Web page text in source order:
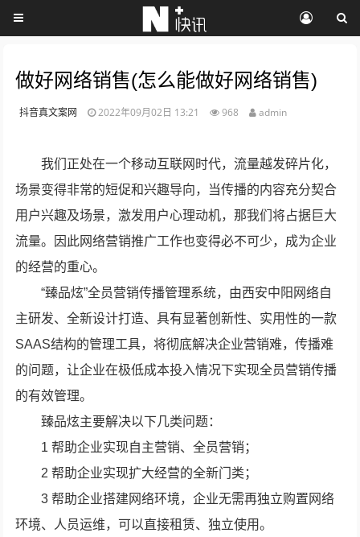
做好网络销售(怎么能做好网络销售)
抖音真文案网 2022年09月02日 13:21 968 admin
我们正处在一个移动互联网时代，流量越发碎片化，
场景变得非常的短促和兴趣导向，当传播的内容充分契合
用户兴趣及场景，激发用户心理动机，那我们将占据巨大
流量。因此网络营销推广工作也变得必不可少，成为企业
的经营的重心。
“臻品炫”全员营销传播管理系统，由西安中阳网络自
主研发、全新设计打造、具有显著创新性、实用性的一款
SAAS结构的管理工具，将彻底解决企业营销难，传播难
的问题，让企业在极低成本投入情况下实现全员营销传播
的有效管理。
臻品炫主要解决以下几类问题：
1 帮助企业实现自主营销、全员营销；
2 帮助企业实现扩大经营的全新门类；
3 帮助企业搭建网络环境，企业无需再独立购置网络
环境、人员运维，可以直接租赁、独立使用。